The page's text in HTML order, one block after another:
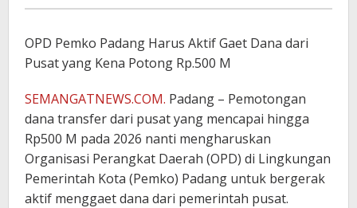
OPD Pemko Padang Harus Aktif Gaet Dana dari
Pusat yang Kena Potong Rp.500 M
SEMANGATNEWS.COM. Padang – Pemotongan
dana transfer dari pusat yang mencapai hingga
Rp500 M pada 2026 nanti mengharuskan
Organisasi Perangkat Daerah (OPD) di Lingkungan
Pemerintah Kota (Pemko) Padang untuk bergerak
aktif menggaet dana dari pemerintah pusat.